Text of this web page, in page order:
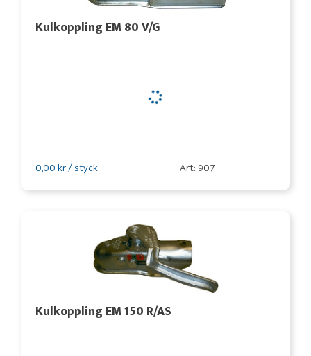
Kulkoppling EM 80 V/G
0,00 kr / styck Art: 907
Kulkoppling EM 150 R/AS